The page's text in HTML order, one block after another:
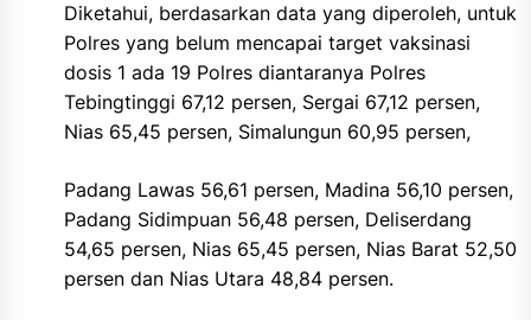
Diketahui, berdasarkan data yang diperoleh, untuk
Polres yang belum mencapai target vaksinasi
dosis 1 ada 19 Polres diantaranya Polres
Tebingtinggi 67,12 persen, Sergai 67,12 persen,
Nias 65,45 persen, Simalungun 60,95 persen,
Padang Lawas 56,61 persen, Madina 56,10 persen,
Padang Sidimpuan 56,48 persen, Deliserdang
54,65 persen, Nias 65,45 persen, Nias Barat 52,50
persen dan Nias Utara 48,84 persen.